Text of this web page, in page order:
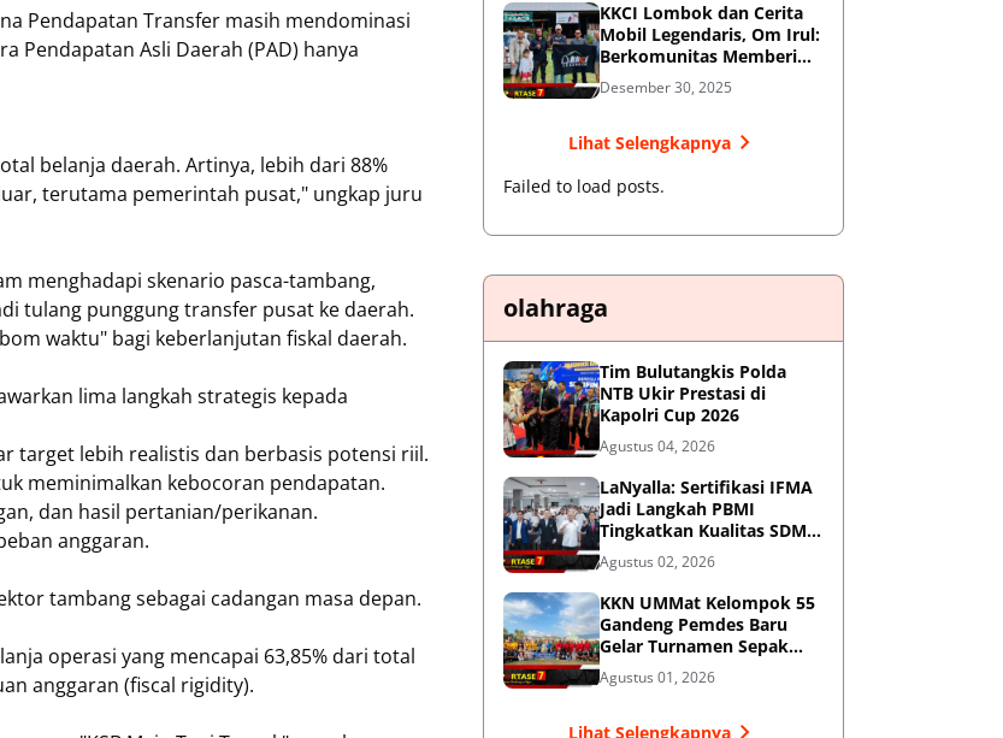
Pendapatan Transfer masih mendominasi
Pendapatan Asli Daerah (PAD) hanya
belanja daerah. Artinya, lebih dari 88%
terutama pemerintah pusat," ungkap juru
menghadapi skenario pasca-tambang,
tulang punggung transfer pusat ke daerah.
waktu" bagi keberlanjutan fiskal daerah.
lima langkah strategis kepada
target lebih realistis dan berbasis potensi riil.
meminimalkan kebocoran pendapatan.
dan hasil pertanian/perikanan.
anggaran.
tambang sebagai cadangan masa depan.
operasi yang mencapai 63,85% dari total
anggaran (fiscal rigidity).
KKCI Lombok dan Cerita
Mobil Legendaris, Om Irul:
Berkomunitas Memberi
Manfaat dan Membangun
Imej Positif
Desember 30, 2025
Lihat Selengkapnya
Failed to load posts.
olahraga
Tim Bulutangkis Polda
NTB Ukir Prestasi di
Kapolri Cup 2026
Agustus 04, 2026
LaNyalla: Sertifikasi IFMA
Jadi Langkah PBMI
Tingkatkan Kualitas SDM
Muaythai
Agustus 02, 2026
KKN UMMat Kelompok 55
Gandeng Pemdes Baru
Gelar Turnamen Sepak
Bola
Agustus 01, 2026
Lihat Selengkapnya